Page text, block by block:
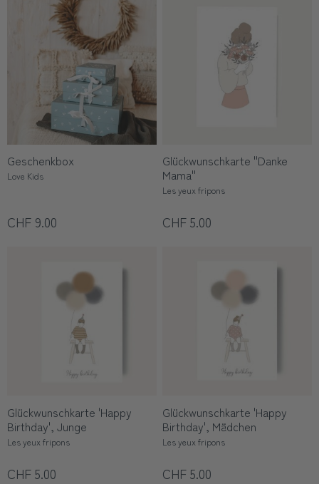
Geschenkbox
Love Kids
CHF 9.00
Glückwunschkarte ''Danke
Mama''
Les yeux fripons
CHF 5.00
Glückwunschkarte 'Happy
Birthday', Junge
Les yeux fripons
CHF 5.00
Glückwunschkarte 'Happy
Birthday', Mädchen
Les yeux fripons
CHF 5.00